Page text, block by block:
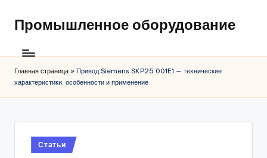
Промышленное оборудование
Главная страница » Привод Siemens SKP25 001E1 — технические
характеристики, особенности и применение
Posted
in
Статьи